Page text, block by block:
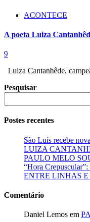
ACONTECE
A poeta Luiza
9
Luiza Cantanhêde,
Pesquisar
Postes recentes
São Luís recebe
LUIZA
PAULO MELO
“Hora
ENTRE LINHAS E
Comentário
Daniel Lemos em